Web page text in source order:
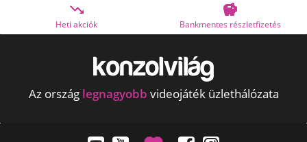

Heti akciók

Bankmentes részletfizetés
Az ország legnagyobb videojáték üzlethálózata